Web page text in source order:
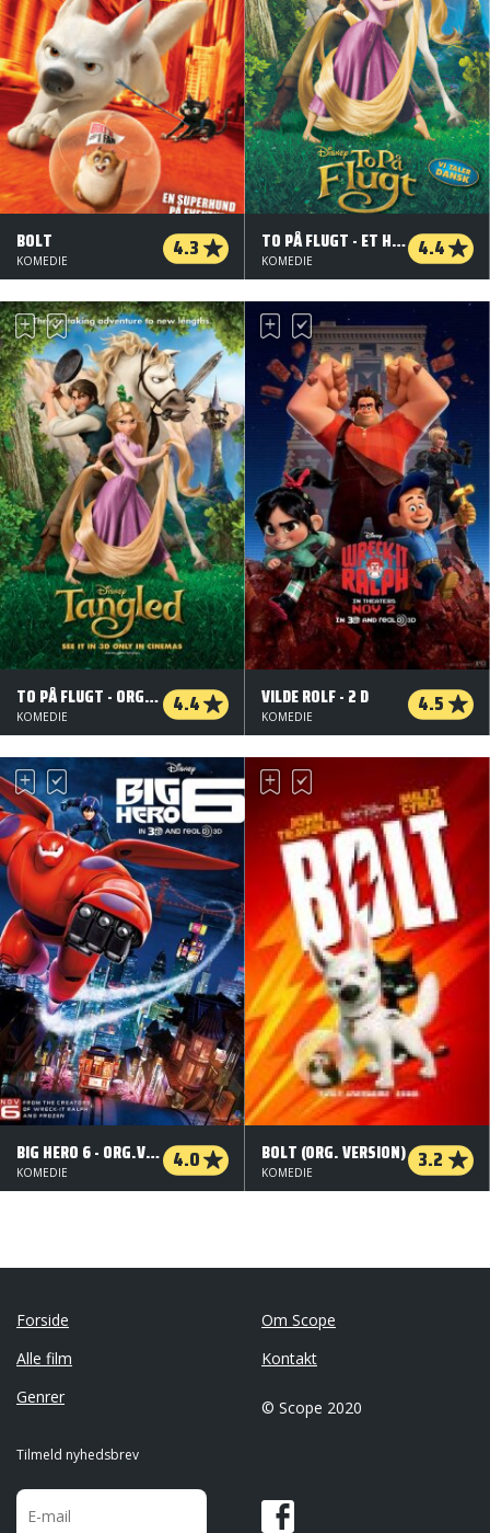
BOLT 4.3
KOMEDIE
TO PÅ FLUGT - ET HÅRREJSENDE EVENTYR 4.4
KOMEDIE
TO PÅ FLUGT - ORG. VERSION 4.4
KOMEDIE
VILDE ROLF - 2 D 4.5
KOMEDIE
BIG HERO 6 - ORG.VERS. 4.0
KOMEDIE
BOLT (ORG. VERSION) 3.2
KOMEDIE
Forside
Alle film
Genrer
Om Scope
Kontakt
© Scope 2020
Tilmeld nyhedsbrev